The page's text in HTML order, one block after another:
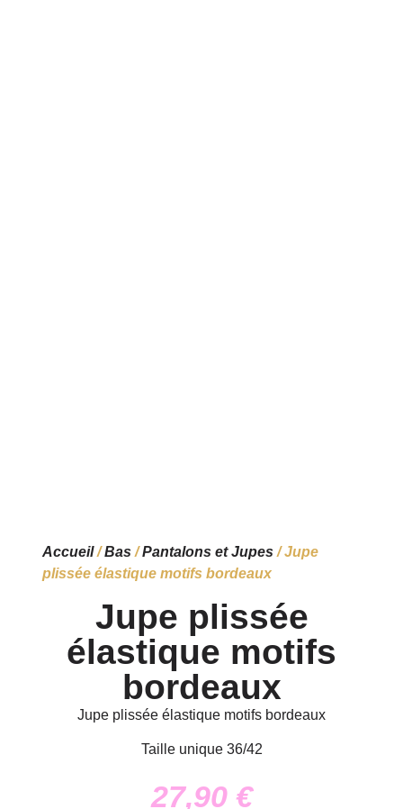
Accueil/Bas/Pantalons et Jupes/ Jupe
plissée élastique motifs bordeaux
Jupe plissée
élastique motifs
bordeaux
Jupe plissée élastique motifs bordeaux
Taille unique 36/42
27,90 €